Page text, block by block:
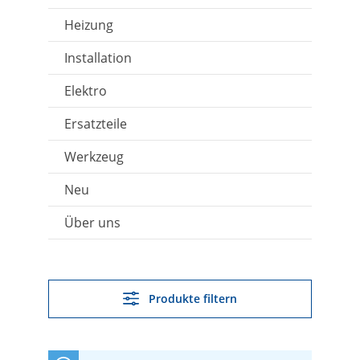
Heizung
Installation
Elektro
Ersatzteile
Werkzeug
Neu
Über uns
Produkte filtern